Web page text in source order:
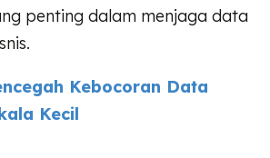
penting dalam menjaga data
Kebocoran Data
Kecil